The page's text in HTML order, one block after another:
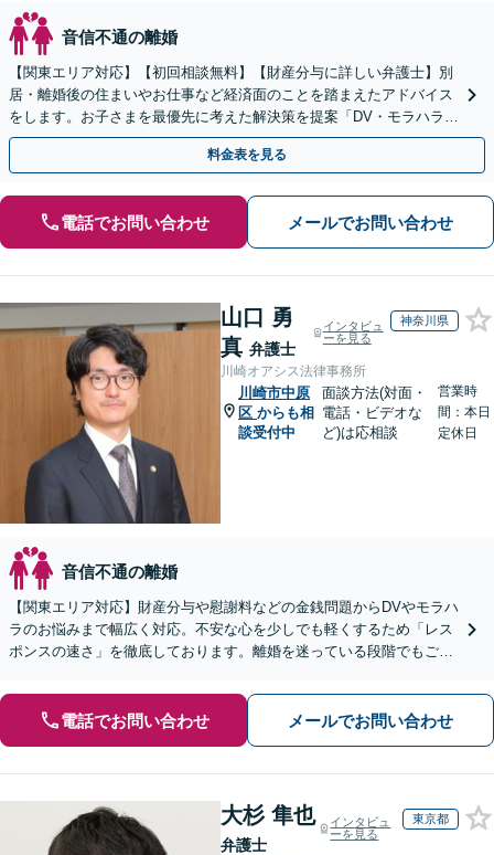
音信不通の離婚
【関東エリア対応】【初回相談無料】【財産分与に詳しい弁護士】別
居・離婚後の住まいやお仕事など経済面のことを踏まえたアドバイス
をします。お子さまを最優先に考えた解決策を提案「DV・モラハラに
悩む方を徹底サポート」【完全個室】【休日夜間面談可】
料金表を見る
電話でお問い合わせ メールでお問い合わせ
山口 勇
真 弁護士
インタビュ
ーを見る
神奈川県
川崎オアシス法律事務所
川崎市中原
区 からも相
談受付中
面談方法(対面・
電話・ビデオな
ど)は応相談
営業時
間：本日
定休日
音信不通の離婚
【関東エリア対応】財産分与や慰謝料などの金銭問題からDVやモラハ
ラのお悩みまで幅広く対応。不安な心を少しでも軽くするため「レス
ポンスの速さ」を徹底しております。離婚を迷っている段階でもご相
電話でお問い合わせ メールでお問い合わせ
大杉 隼也
弁護士
インタビュ
ーを見る
東京都